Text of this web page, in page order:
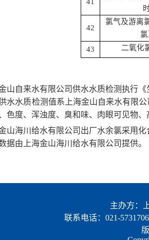
42
氯气及游离
氯
43 二氧化
金山自来水有限公司供水水质检测执行《
水水质检测值系上海金山自来水有限
色度、浑浊度、臭和味、肉眼可见物、
山海川给水有限公司 出厂水余氯采用
据由上海金山海川给水有限公司提供。
主办方：
联系电话：021-